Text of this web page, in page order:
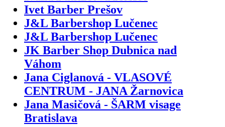
Ivet Barber Prešov
J&L Barbershop Lučenec
J&L Barbershop Lučenec
JK Barber Shop Dubnica nad
Váhom
Jana Ciglanová - VLASOVÉ
CENTRUM - JANA Žarnovica
Jana Masičová - ŠARM visage
Bratislava